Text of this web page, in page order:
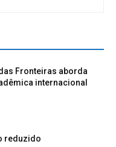
Fronteiras aborda
internacional
reduzido